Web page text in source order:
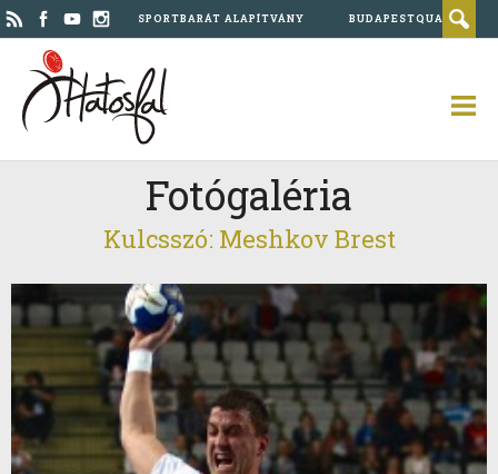
SPORTBARÁT ALAPÍTVÁNY BUDAPESTQUAD
Fotógaléria
Kulcsszó: Meshkov Brest